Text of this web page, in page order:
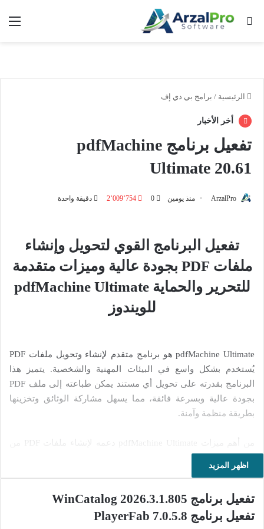
بحث عن
الرئيسية / برامج بي دي إف
أخر الأخبار
تفعيل برنامج pdfMachine
Ultimate 20.61
ArzalPro منذ يومين 0 2٬009٬754 دقيقة واحدة
تفعيل البرنامج القوي لتحويل وإنشاء
ملفات PDF بجودة عالية وميزات متقدمة
للتحرير والحماية pdfMachine Ultimate
للويندوز
pdfMachine Ultimate هو برنامج متقدم لإنشاء وتحويل ملفات PDF
يُستخدم بشكل واسع في البيئات المهنية والشخصية. يتميز هذا
البرنامج بقدرته على تحويل أي مستند يمكن طباعته إلى ملف PDF
بجودة عالية وبسرعة فائقة، مما يسهل مشاركة الوثائق وتخزينها
بطريقة منظمة وآمنة.
يجعله خيارًا مثاليًا لمن يحتاجون إلى تعديل المستندات دون الحاجة
إلى العودة إلى الملفات الأصلية.
اظهر المزيد
تفعيل برنامج WinCatalog 2026.3.1.805
تفعيل برنامج PlayerFab 7.0.5.8